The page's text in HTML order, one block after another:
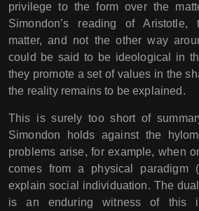
privilege to the form over the
Simondon’s reading of Aristotle,
matter, and not the other way
could be said to be ideological in
they promote a set of values in the
the reality remains to be explained.
This is surely too short of
Simondon holds against the
problems arise, for example, when
comes from a physical paradigm
explain social individuation. The
is an enduring witness of this